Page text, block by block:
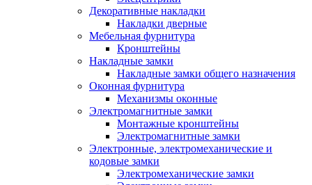
Декоративные накладки
Накладки дверные
Мебельная фурнитура
Кронштейны
Накладные замки
Накладные замки общего назначения
Оконная фурнитура
Механизмы оконные
Электромагнитные замки
Монтажные кронштейны
Электромагнитные замки
Электронные, электромеханические и
кодовые замки
Электромеханические замки